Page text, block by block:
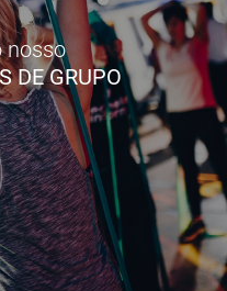
nosso
DE GRUPO